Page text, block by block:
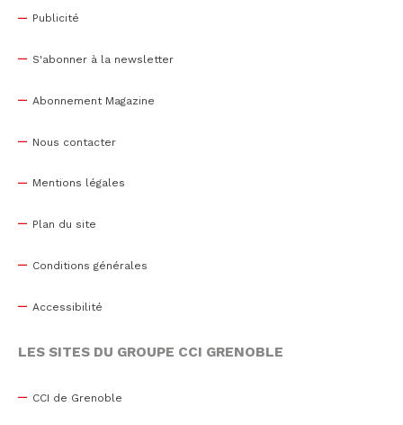
Publicité
S'abonner à la newsletter
Abonnement Magazine
Nous contacter
Mentions légales
Plan du site
Conditions générales
Accessibilité
LES SITES DU GROUPE CCI GRENOBLE
CCI de Grenoble